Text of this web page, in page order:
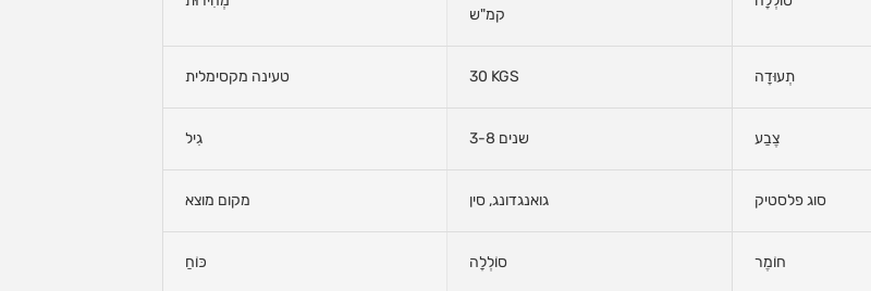
קמ"ש
טעינה מקסימלית 30 KGS תְעוּדָה
גִיל 3-8 שנים צֶבַע
מקום מוצא גואנגדונג, סין סוג פלסטיק
כּוֹחַ סוֹלְלָה חוֹמֶר